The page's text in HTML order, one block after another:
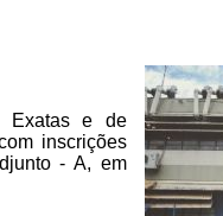
Exatas e de
inscrições
- A, em